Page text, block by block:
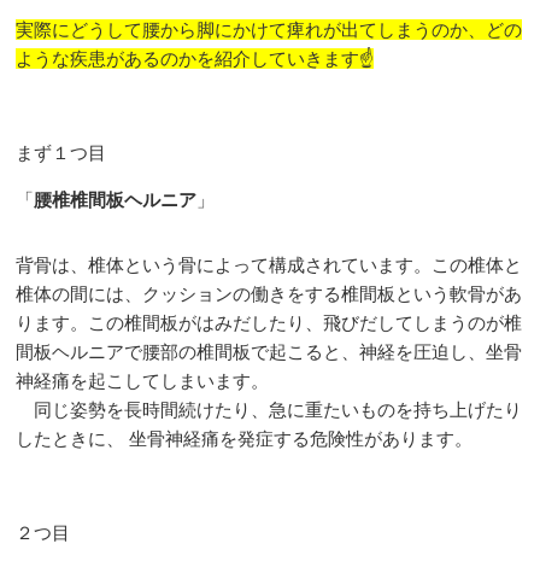
実際にどうして腰から脚にかけて痺れが出てしまうのか、どの
ような疾患があるのかを紹介していきます☝️
まず１つ目
「腰椎椎間板ヘルニア 」
背骨は、椎体という骨によって構成されています。この椎体と
椎体の間には、クッションの働きをする椎間板という軟骨があ
ります。この椎間板がはみだしたり、飛びだしてしまうのが椎
間板ヘルニアで腰部の椎間板で起こると、神経を圧迫し、坐骨
神経痛を起こしてしまいます。
同じ姿勢を長時間続けたり、急に重たいものを持ち上げたり
したときに、 坐骨神経痛を発症する危険性があります。
２つ目